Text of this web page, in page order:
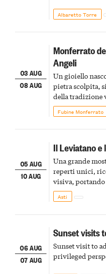
Albaretto Torre
03 AUG
08 AUG
Monferrato
Angeli
Un gioiello
pietra scolpita,
della tradizione
Fubine Monferrato
05 AUG
10 AUG
Il Leviatano e
Una grande
reperti unici,
visiva, portando
della scena le
Asti
06 AUG
07 AUG
Sunset visits
Sunset visit to
privileged